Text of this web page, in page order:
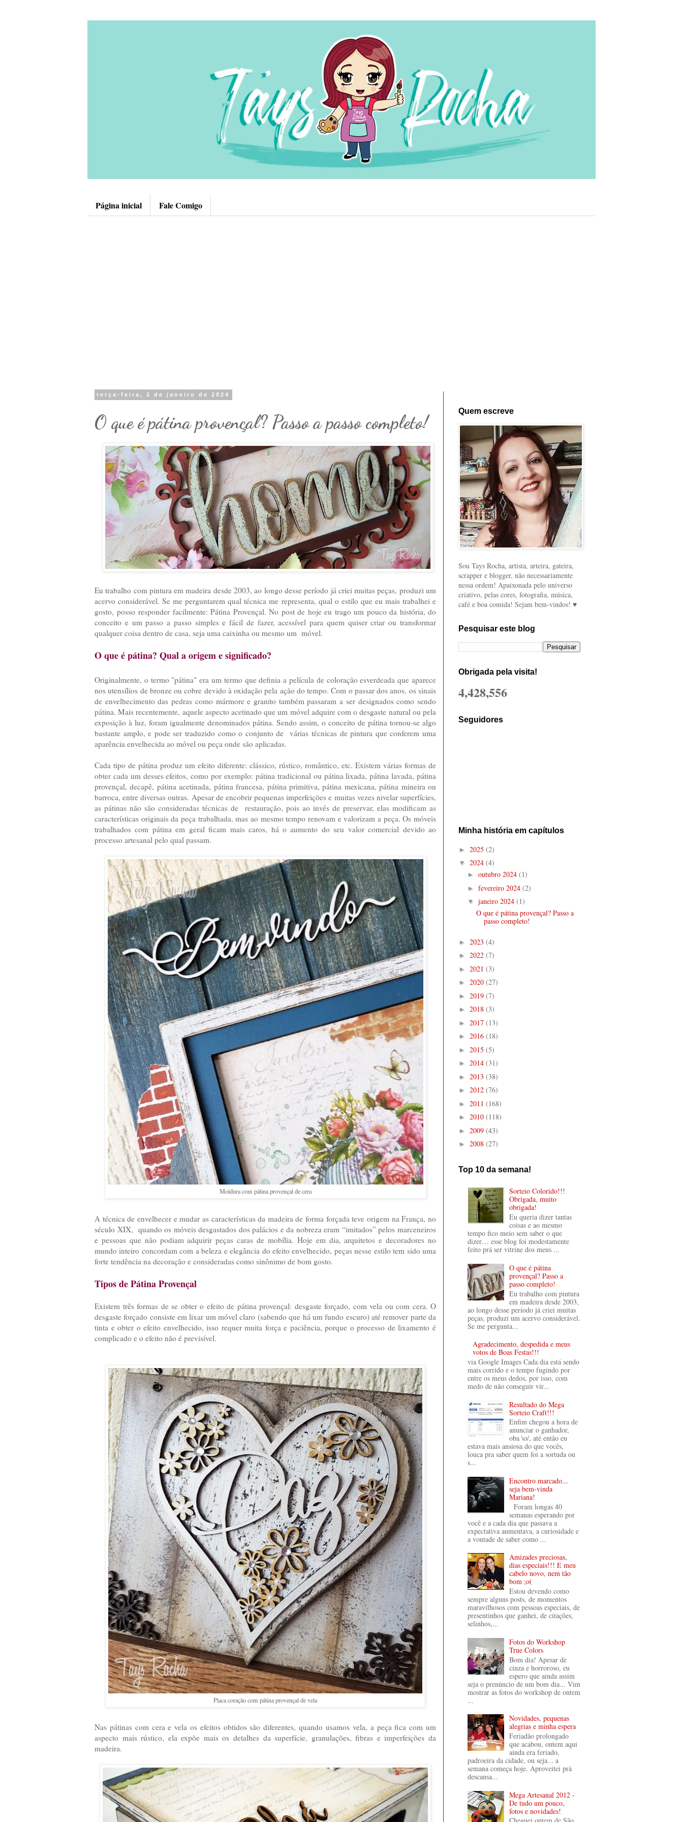
Página inicial Fale Comigo
terça-feira, 2 de janeiro de 2024
O que é pátina provençal? Passo a passo completo!
Eu trabalho com pintura em madeira desde 2003, ao longo desse período já criei muitas peças, produzi um
acervo considerável. Se me perguntarem qual técnica me representa, qual o estilo que eu mais trabalhei e
gosto, posso responder facilmente: Pátina Provençal. No post de hoje eu trago um pouco da história, do
conceito e um passo a passo simples e fácil de fazer, acessível para quem quiser criar ou transformar
qualquer coisa dentro de casa, seja uma caixinha ou mesmo um móvel.
O que é pátina? Qual a origem e significado?
Originalmente, o termo "pátina" era um termo que definia a película de coloração esverdeada que aparece
nos utensílios de bronze ou cobre devido à oxidação pela ação do tempo. Com o passar dos anos, os sinais
de envelhecimento das pedras como mármore e granito também passaram a ser designados como sendo
pátina. Mais recentemente, aquele aspecto acetinado que um móvel adquire com o desgaste natural ou pela
exposição à luz, foram igualmente denominados pátina. Sendo assim, o conceito de pátina tornou-se algo
bastante amplo, e pode ser traduzido como o conjunto de várias técnicas de pintura que conferem uma
aparência envelhecida ao móvel ou peça onde são aplicadas.
Cada tipo de pátina produz um efeito diferente: clássico, rústico, romântico, etc. Existem várias formas de
obter cada um desses efeitos, como por exemplo: pátina tradicional ou pátina lixada, pátina lavada, pátina
provençal, decapê, pátina acetinada, pátina francesa, pátina primitiva, pátina mexicana, pátina mineira ou
barroca, entre diversas outras. Apesar de encobrir pequenas imperfeições e muitas vezes nivelar superfícies,
as pátinas não são consideradas técnicas de restauração, pois ao invés de preservar, elas modificam as
características originais da peça trabalhada, mas ao mesmo tempo renovam e valorizam a peça. Os móveis
trabalhados com pátina em geral ficam mais caros, há o aumento do seu valor comercial devido ao
processo artesanal pelo qual passam.
Moldura com pátina provençal de cera
A técnica de envelhecer e mudar as características da madeira de forma forçada teve origem na França, no
século XIX, quando os móveis desgastados dos palácios e da nobreza eram “imitados” pelos marceneiros
e pessoas que não podiam adquirir peças caras de mobília. Hoje em dia, arquitetos e decoradores no
mundo inteiro concordam com a beleza e elegância do efeito envelhecido, peças nesse estilo tem sido uma
forte tendência na decoração e consideradas como sinônimo de bom gosto.
Tipos de Pátina Provençal
Existem três formas de se obter o efeito de pátina provençal: desgaste forçado, com vela ou com cera. O
desgaste forçado consiste em lixar um móvel claro (sabendo que há um fundo escuro) até remover parte da
tinta e obter o efeito envelhecido, isso requer muita força e paciência, porque o processo de lixamento é
complicado e o efeito não é previsível.
Placa coração com pátina provençal de vela
Nas pátinas com cera e vela os efeitos obtidos são diferentes, quando usamos vela, a peça fica com um
aspecto mais rústico, ela expõe mais os detalhes da superfície, granulações, fibras e imperfeições da
madeira.
Quem escreve
Sou Tays Rocha, artista, arteira, gateira,
scrapper e blogger, não necessariamente
nessa ordem! Apaixonada pelo universo
criativo, pelas cores, fotografia, música,
café e boa comida! Sejam bem-vindos! ♥
Pesquisar este blog
Obrigada pela visita!
4,428,556
Seguidores
Minha história em capítulos
► 2025 (2)
▼ 2024 (4)
► outubro 2024 (1)
► fevereiro 2024 (2)
▼ janeiro 2024 (1)
O que é pátina provençal? Passo a
passo completo!
► 2023 (4)
► 2022 (7)
► 2021 (3)
► 2020 (27)
► 2019 (7)
► 2018 (3)
► 2017 (13)
► 2016 (18)
► 2015 (5)
► 2014 (31)
► 2013 (38)
► 2012 (76)
► 2011 (168)
► 2010 (118)
► 2009 (43)
► 2008 (27)
Top 10 da semana!
Sorteio Colorido!!!
Obrigada, muito
obrigada!
Eu queria dizer tantas
coisas e ao mesmo
tempo fico meio sem saber o que
dizer… esse blog foi modestamente
feito prá ser vitrine dos meus ...
O que é pátina
provençal? Passo a
passo completo!
Eu trabalho com pintura
em madeira desde 2003,
ao longo desse período já criei muitas
peças, produzi um acervo considerável.
Se me pergunta...
Agradecimento, despedida e meus
votos de Boas Festas!!!
via Google Images Cada dia está sendo
mais corrido e o tempo fugindo por
entre os meus dedos, por isso, com
medo de não conseguir vir...
Resultado do Mega
Sorteio Craft!!!
Enfim chegou a hora de
anunciar o ganhador,
oba \o/, até então eu
estava mais ansiosa do que vocês,
louca pra saber quem foi a sortuda ou
s...
Encontro marcado...
seja bem-vinda
Mariana!
Foram longas 40
semanas esperando por
você e a cada dia que passava a
expectativa aumentava, a curiosidade e
a vontade de saber como ...
Amizades preciosas,
dias especiais!!! E meu
cabelo novo, nem tão
bom ;o(
Estou devendo como
sempre alguns posts, de momentos
maravilhosos com pessoas especiais, de
presentinhos que ganhei, de citações,
selinhos,...
Fotos do Workshop
True Colors
Bom dia! Apesar de
cinza e horroroso, eu
espero que ainda assim
seja o prenúncio de um bom dia... Vim
mostrar as fotos do workshop de ontem
...
Novidades, pequenas
alegrias e minha espera
Feriadão prolongado
que acabou, ontem aqui
ainda era feriado,
padroeira da cidade, ou seja... a
semana começa hoje. Aproveitei prá
descansa...
Mega Artesanal 2012 -
De tudo um pouco,
fotos e novidades!